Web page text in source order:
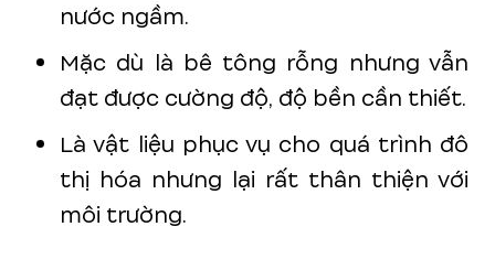
nước ngầm.
Mặc dù là bê tông rỗng nhưng vẫn
đạt được cường độ, độ bền cần thiết.
Là vật liệu phục vụ cho quá trình đô
thị hóa nhưng lại rất thân thiện với
môi trường.